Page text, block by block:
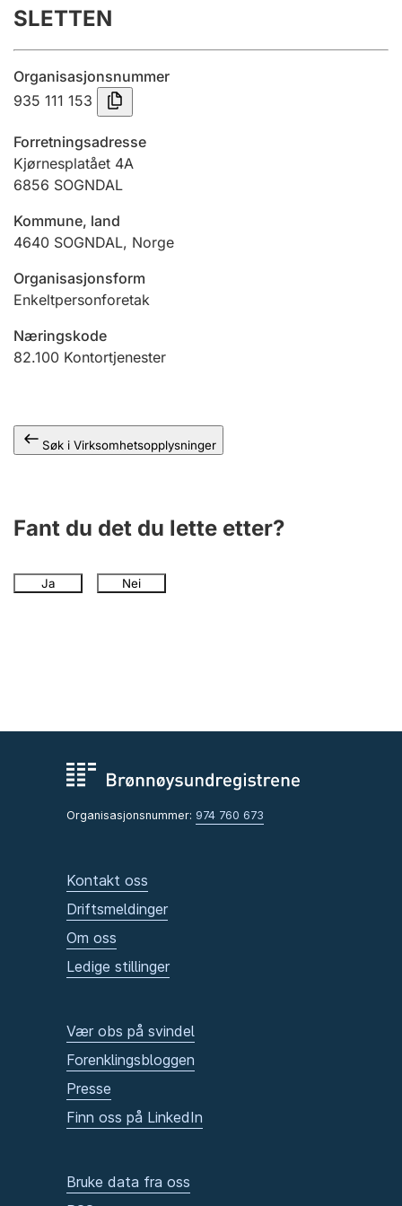
Innsending og forsinkelsesgebyr
Tinglysing
Jeger
Ektepaktveileder
Offentlig sektor
SLETTEN
Organisasjonsnummer
935 111 153
Forretningsadresse
Kjørnesplatået 4A
6856 SOGNDAL
Kommune, land
4640 SOGNDAL, Norge
Organisasjonsform
Enkeltpersonforetak
Næringskode
82.100 Kontortjenester
Søk i Virksomhetsopplysninger
Fant du det du lette etter?
Ja Nei
Organisasjonsnummer: 974 760 673
Kontakt oss
Driftsmeldinger
Om oss
Ledige stillinger
Vær obs på svindel
Forenklingsbloggen
Presse
Finn oss på LinkedIn
Bruke data fra oss